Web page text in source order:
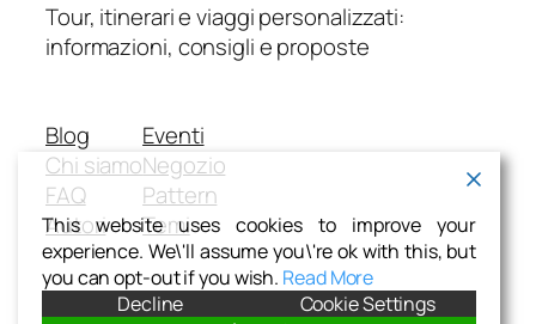
Tour, itinerari e viaggi personalizzati:
informazioni, consigli e proposte
Blog
Chi siamo
FAQ
Autori
Eventi
Negozio
Pattern
Temi
This website uses cookies to improve your
experience. We\'ll assume you\'re ok with this, but
you can opt-out if you wish. Read More
Decline
Cookie Settings